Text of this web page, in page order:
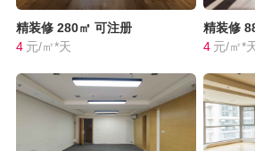
精装修 280㎡ 可注册
4 元/㎡*天
精装修
4 元/㎡*